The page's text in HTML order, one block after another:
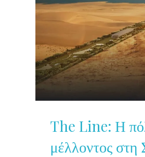
The Line: Η
μέλλοντος στη